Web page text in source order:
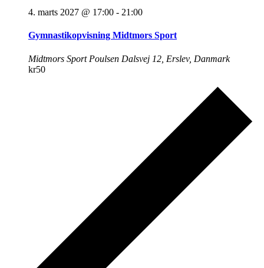
4. marts 2027 @ 17:00 - 21:00
Gymnastikopvisning Midtmors Sport
Midtmors Sport Poulsen Dalsvej 12, Erslev, Danmark
kr50